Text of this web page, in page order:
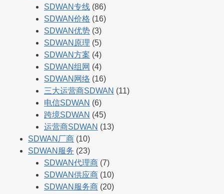
SDWAN专线 (86)
SDWAN价格 (16)
SDWAN优势 (3)
SDWAN原理 (5)
SDWAN方案 (4)
SDWAN组网 (4)
SDWAN网络 (16)
三大运营商SDWAN (11)
电信SDWAN (6)
跨境SDWAN (45)
运营商SDWAN (13)
SDWAN厂商 (10)
SDWAN服务 (23)
SDWAN代理商 (7)
SDWAN供应商 (10)
SDWAN服务商 (20)